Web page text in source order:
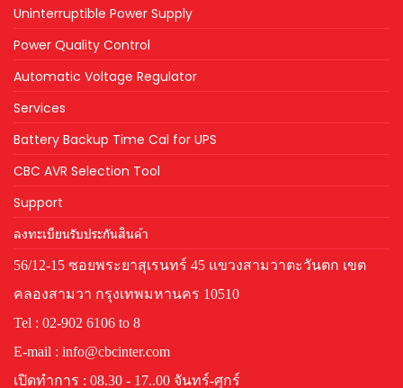
Uninterruptible Power Supply
Power Quality Control
Automatic Voltage Regulator
Services
Battery Backup Time Cal for UPS
CBC AVR Selection Tool
Support
ลงทะเบียนรับประกันสินค้า
56/12-15 ซอยพระยาสุเรนทร์ 45 แขวงสามวาตะวันตก เขต
คลองสามวา กรุงเทพมหานคร 10510
Tel : 02-902 6106 to 8
E-mail : info@cbcinter.com
เปิดทำการ : 08.30 - 17..00 จันทร์-ศุกร์